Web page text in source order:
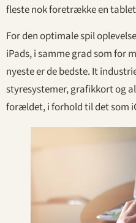
fleste nok foretrække en
For den optimale spil
iPads, i samme grad som for
nyeste er de bedste. It
styresystemer, grafikkort og
forældet, i forhold til det som